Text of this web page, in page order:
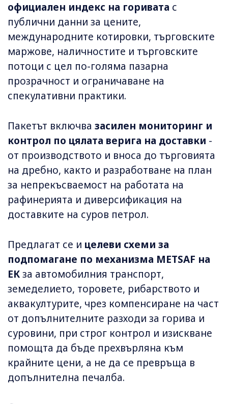
официален индекс на горивата с
публични данни за цените,
международните котировки, търговските
маржове, наличностите и търговските
потоци с цел по-голяма пазарна
прозрачност и ограничаване на
спекулативни практики.
Пакетът включва засилен мониторинг и
контрол по цялата верига на доставки -
от производството и вноса до търговията
на дребно, както и разработване на план
за непрекъсваемост на работата на
рафинерията и диверсификация на
доставките на суров петрол.
Предлагат се и целеви схеми за
подпомагане по механизма METSAF на
ЕКза автомобилния транспорт,
земеделието, торовете, рибарството и
аквакултурите, чрез компенсиране на част
от допълнителните разходи за горива и
суровини, при строг контрол и изискване
помощта да бъде прехвърляна към
крайните цени, а не да се превръща в
допълнителна печалба.